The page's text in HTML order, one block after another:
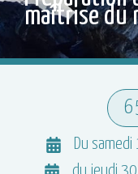
maîtrise du
Du
du jeudi